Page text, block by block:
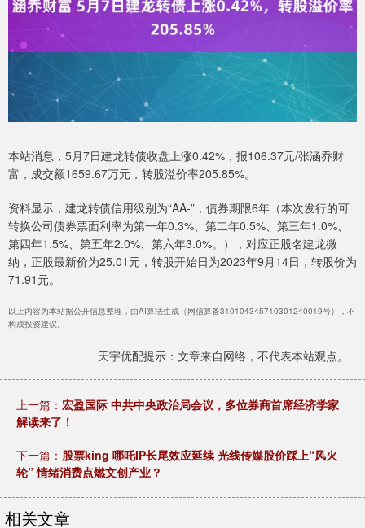
本站消息，5月7日建龙转债收盘上涨0.42%，报106.37元/张涵乔财
富，成交额1659.67万元，转股溢价率205.85%。
资料显示，建龙转债信用级别为“AA-”，债券期限6年（本次发行的可
转换公司债券票面利率为第一年0.3%、第二年0.5%、第三年1.0%、
第四年1.5%、第五年2.0%、第六年3.0%。），对应正股名建龙微
纳，正股最新价为25.01元，转股开始日为2023年9月14日，转股价为
71.91元。
以上内容为本站据公开信息整理，由AI算法生成（网信算备310104345710301240019号），不
构成投资建议。
天宇优配提示：文章来自网络，不代表本站观点。
上一篇： 宏盈国际 中共中央政治局会议，多位券商首席经济学家
解读来了！
下一篇： 股票king 哪吒IP长尾效应延续 光线传媒股价踩上“风火
轮” 情绪消费点燃文创产业？
相关文章